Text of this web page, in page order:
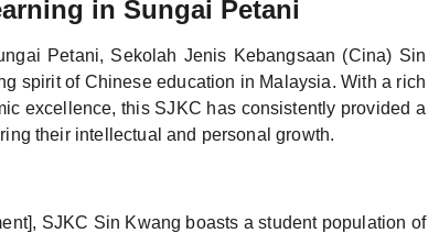
in Sungai Petani
Petani, Sekolah Jenis Kebangsaan (Cina) Sin
spirit of Chinese education in Malaysia. With a rich
excellence, this SJKC has consistently provided a
their intellectual and personal growth.
SJKC Sin Kwang boasts a student population of